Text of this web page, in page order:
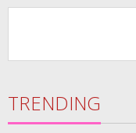
TRENDING